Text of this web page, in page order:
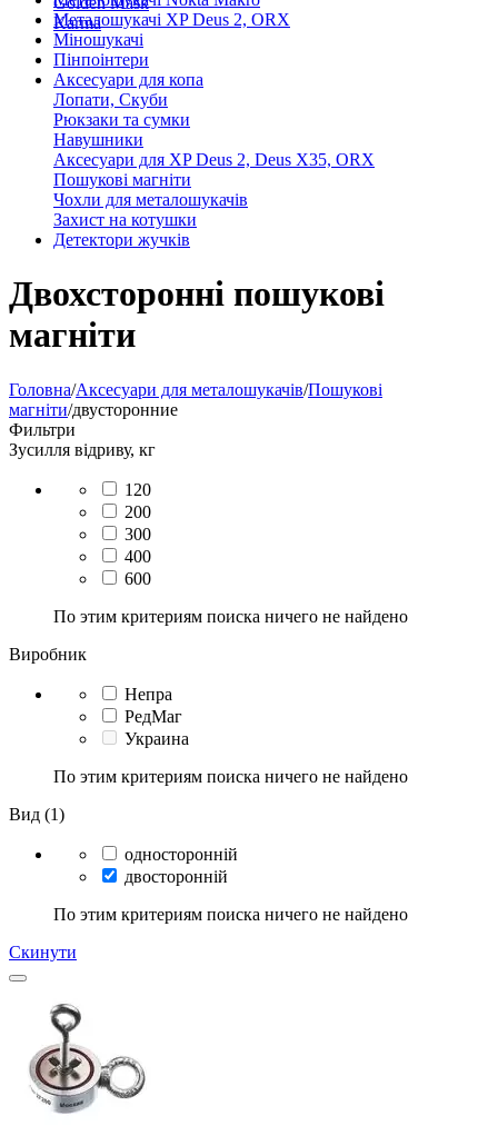
Karma
Металошукачі XP Deus 2, ORX
Міношукачі
Пінпоінтери
Аксесуари для копа
Лопати, Скуби
Рюкзаки та сумки
Навушники
Аксесуари для XP Deus 2, Deus X35, ORX
Пошукові магніти
Чохли для металошукачів
Захист на котушки
Детектори жучків
Двохсторонні пошукові
магніти
Головна/Аксесуари для металошукачів/Пошукові
магніти/двусторонние
Фильтри
Зусилля відриву, кг
120
200
300
400
600
По этим критериям поиска ничего не найдено
Виробник
Непра
РедМаг
Украина
По этим критериям поиска ничего не найдено
Вид (1)
односторонній
двосторонній
По этим критериям поиска ничего не найдено
Скинути